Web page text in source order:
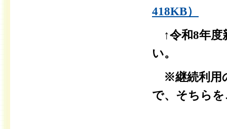
418KB）
↑令和8年度
い。
※継続利用
で、そちら